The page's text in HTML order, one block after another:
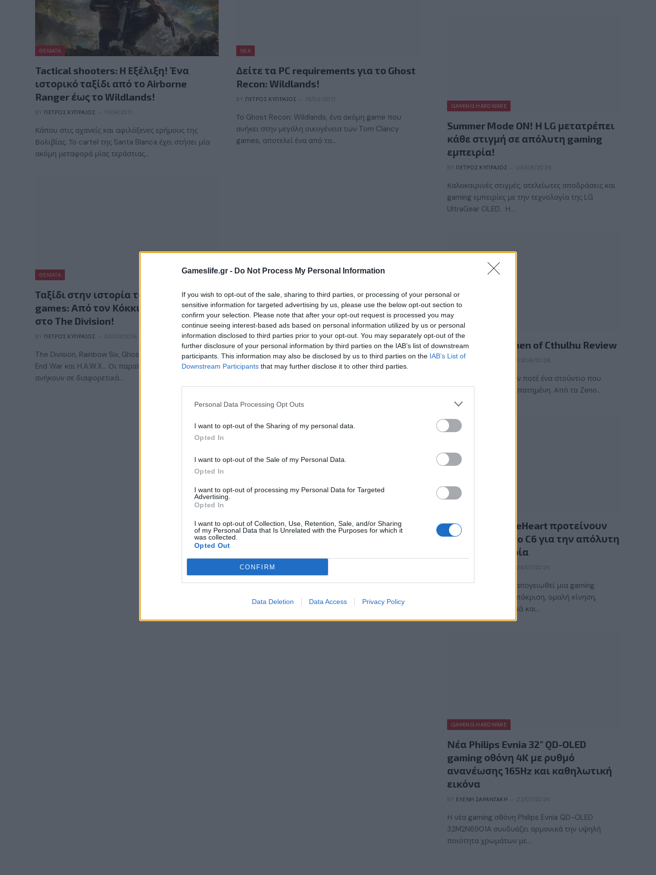
Gameslife.gr - Do Not Process My Personal Information
If you wish to opt-out of the sale, sharing to third parties, or processing of your personal or
sensitive information for targeted advertising by us, please use the below opt-out section to
confirm your selection. Please note that after your opt-out request is processed you may
continue seeing interest-based ads based on personal information utilized by us or personal
information disclosed to third parties prior to your opt-out. You may separately opt-out of the
further disclosure of your personal information by third parties on the IAB’s list of downstream
participants. This information may also be disclosed by us to third parties on the IAB’s List of
Downstream Participants that may further disclose it to other third parties.
Personal Data Processing Opt Outs
I want to opt-out of the Sharing of my personal data.
Opted In
I want to opt-out of the Sale of my Personal Data.
Opted In
I want to opt-out of processing my Personal Data for Targeted
Advertising.
Opted In
I want to opt-out of Collection, Use, Retention, Sale, and/or Sharing
of my Personal Data that Is Unrelated with the Purposes for which it
was collected.
Opted Out
CONFIRM
Data Deletion Data Access Privacy Policy
ΘΈΜΑΤΑ
Tactical shooters: H Εξέλιξη! Ένα
ιστορικό ταξίδι από το Airborne
Ranger έως το Wildlands!
BY ΠΈΤΡΟΣ ΚΥΠΡΑΊΟΣ 11/04/2017
Κάπου στις αχανείς και αφιλόξενες ερήμους της
Βολιβίας. Το cartel της Santa Blanca έχει στήσει μία
ακόμη μεταφορά μίας τεράστιας…
ΝΈΑ
Δείτε τα PC requirements για το Ghost
Recon: Wildlands!
BY ΠΈΤΡΟΣ ΚΥΠΡΑΊΟΣ 18/02/2017
Το Ghost Recon: Wildlands, ένα ακόμη game που
ανήκει στην μεγάλη οικογένεια των Tom Clancy
games, αποτελεί ένα από τα…
ΘΈΜΑΤΑ
Ταξίδι στην ιστορία των Tom Clancy
games: Από τον Κόκκινο Οκτώβρη
στο The Division!
BY ΠΈΤΡΟΣ ΚΥΠΡΑΊΟΣ 30/03/2016
The Division, Rainbow Six, Ghost Recon, Splinter Cell,
End War και H.A.W.X… Οι παραπάνω τίτλοι αν και
ανήκουν σε διαφορετικά…
GAMING HARDWARE
Summer Mode ON! Η LG μετατρέπει
κάθε στιγμή σε απόλυτη gaming
εμπειρία!
BY ΠΈΤΡΟΣ ΚΥΠΡΑΊΟΣ 06/08/2026
Καλοκαιρινές στιγμές, ατελείωτες αποδράσεις και
gaming εμπειρίες με την τεχνολογία της LG
UltraGear OLED. Η…
REVIEWS
The Mound: Omen of Cthulhu Review
BY ΠΈΤΡΟΣ ΚΥΠΡΑΊΟΣ 03/08/2026
Η ACE Team δεν ήταν ποτέ ένα στούντιο που
ακολουθούσε την πεπατημένη. Από τα Zeno…
Οι InfernoBraveHeart προτείνουν
την LG OLED evo C6 για την απόλυτη
gaming εμπειρία
28/07/2026
Τι χρειάζεται για να απογειωθεί μια gaming
εμπειρία; Γρήγορη απόκριση, ομαλή κίνηση,
εντυπωσιακά γραφικά και…
GAMING HARDWARE
Νέα Philips Evnia 32″ QD-OLED
gaming οθόνη 4K με ρυθμό
ανανέωσης 165Hz και καθηλωτική
εικόνα
BY ΕΛΈΝΗ ΣΑΡΑΝΤΆΚΗ 22/07/2026
Η νέα gaming οθόνη Philips Evnia QD-OLED
32M2N6901A συνδυάζει αρμονικά την υψηλή
ποιότητα χρωμάτων με…